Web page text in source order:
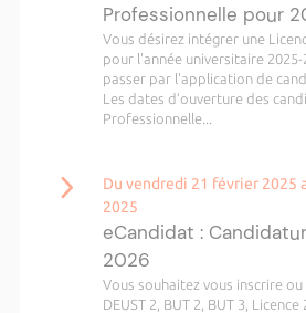
Professionnelle pour
Vous désirez intégrer une
pour l'année universitaire 2025-
passer par l'application de
Les dates d’ouverture des
Professionnelle...
Du vendredi 21 février 2025
2025
eCandidat :
2026
Vous souhaitez vous inscrire
DEUST 2, BUT 2, BUT 3,